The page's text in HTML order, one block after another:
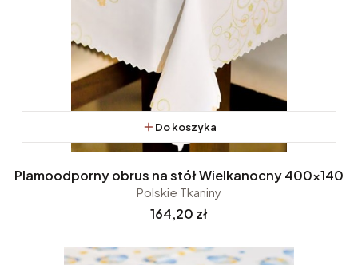
Do koszyka
Plamoodporny obrus na stół Wielkanocny 400x140
Polskie Tkaniny
Cena
164,20 zł